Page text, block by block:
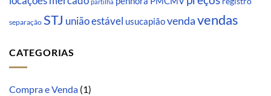
separação STJ união estável usucapiãovendavendas
CATEGORIAS
Compra e Venda (1)